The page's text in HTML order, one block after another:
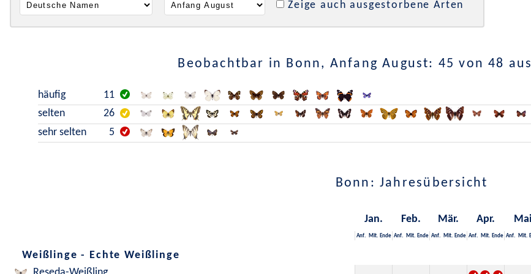
Zeige auch ausgestorbene Arten
Beobachtbar in Bonn, Anfang August: 45 von 48
häufig 11
selten
26
sehr selten
5
Bonn: Jahresübersicht
Jan. Feb. Mär. Apr. Mai
Anf. Mit. Ende Anf. Mit. Ende Anf. Mit. Ende Anf. Mit. Ende Anf. Mit.
Weißlinge - Echte Weißlinge